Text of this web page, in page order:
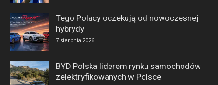
Tego Polacy oczekują od nowoczesnej
hybrydy
7 sierpnia 2026
BYD Polska liderem rynku samochodów
zelektryfikowanych w Polsce